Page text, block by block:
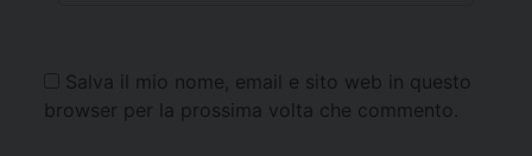
Salva il mio nome, email e sito web in questo
browser per la prossima volta che commento.